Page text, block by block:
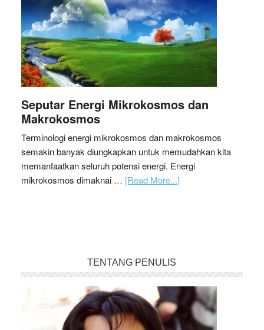
Seputar Energi Mikrokosmos dan
Makrokosmos
Terminologi energi mikrokosmos dan makrokosmos
semakin banyak diungkapkan untuk memudahkan kita
memanfaatkan seluruh potensi energi. Energi
mikrokosmos dimaknai … [Read More...]
TENTANG PENULIS